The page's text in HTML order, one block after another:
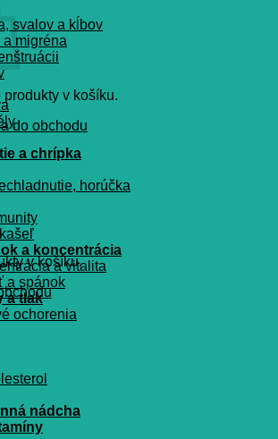
produkty v košíku.
do obchodu
v košíku.
svalov a kĺbov
migréna
a chrípka
horúčka
a koncentrácia
a vitalita
a spánok
a tlak
ochorenia
nádcha